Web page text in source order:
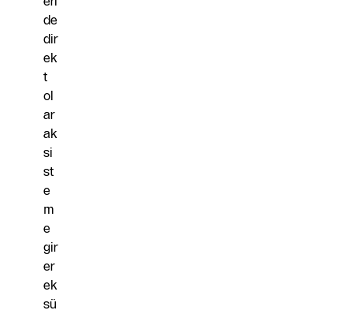
de
dir
ek
t
ol
ar
ak
si
st
e
m
e
gir
er
ek
sü